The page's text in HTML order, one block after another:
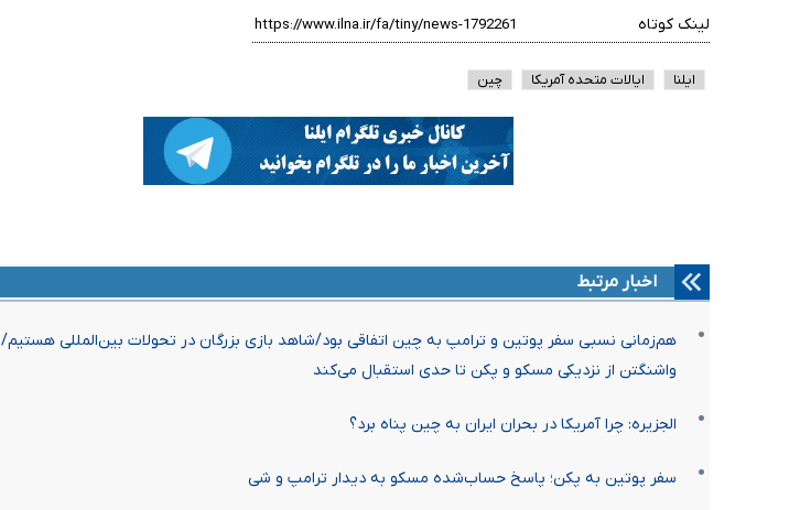
لینک کوتاه
ایلنا ایالات متحده آمریکا چین
اخبار مرتبط
هم‌زمانی نسبی سفر پوتین و ترامپ به چین اتفاقی بود/شاهد بازی بزرگان در تحولات بین‌المللی هستیم/
واشنگتن از نزدیکی مسکو و پکن تا حدی استقبال می‌کند
الجزیره: چرا آمریکا در بحران ایران به چین پناه برد؟
سفر پوتین به پکن؛ پاسخ حساب‌شده مسکو به دیدار ترامپ و شی